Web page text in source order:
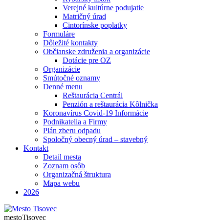
Verejné kultúrne podujatie
Matričný úrad
Cintorínske poplatky
Formuláre
Dôležité kontakty
Občianske združenia a organizácie
Dotácie pre OZ
Organizácie
Smútočné oznamy
Denné menu
Reštaurácia Centrál
Penzión a reštaurácia Kôlnička
Koronavírus Covid-19 Informácie
Podnikatelia a Firmy
Plán zberu odpadu
Spoločný obecný úrad – stavebný
Kontakt
Detail mesta
Zoznam osôb
Organizačná štruktura
Mapa webu
2026
mestoTisovec